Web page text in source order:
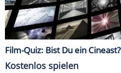
Film-Quiz: Bist Du ein Cineast?
Kostenlos spielen